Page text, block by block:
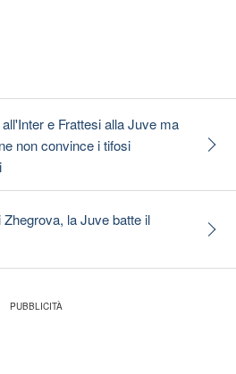
e Frattesi alla Juve ma
non convince i tifosi
Zhegrova, la Juve batte il